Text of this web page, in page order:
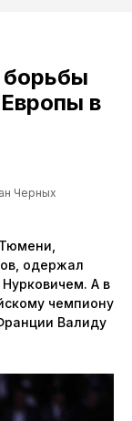
в
Черных
одержал
А в
чемпиону
Валиду